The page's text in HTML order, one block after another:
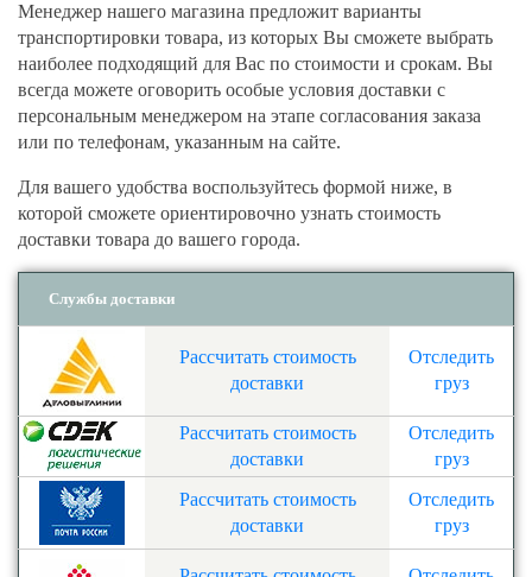
Менеджер нашего магазина предложит варианты
транспортировки товара, из которых Вы сможете выбрать
наиболее подходящий для Вас по стоимости и срокам. Вы
всегда можете оговорить особые условия доставки с
персональным менеджером на этапе согласования заказа
или по телефонам, указанным на сайте.
Для вашего удобства воспользуйтесь формой ниже, в
которой сможете ориентировочно узнать стоимость
доставки товара до вашего города.
Службы доставки
Рассчитать стоимость
доставки
Отследить
груз
Рассчитать стоимость
доставки
Отследить
груз
Рассчитать стоимость
доставки
Отследить
груз